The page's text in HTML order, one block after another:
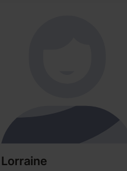
Lorraine